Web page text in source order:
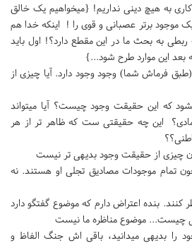
به هیچ دینی نداریم! {میخواهیم یک خالق
یک موجود برتر عصبانی و قوی را ! اینکه خدا هم
ربطی به بحث ما در این مقطع دارد؟! اول باید
بعد این موارد طرح شود...}
فرماش شما) وجود وجود دارد. آیا چیزی از
که این حقیقت وجود چیست؟ آیا میتواند
مادی؟ این چه حقیقتی ست که ظاهر تر از هر
چیزی از حقیقت وجود بدیهی تر نیست
تمام موجودات مصادیق تجلی او هستند. نه
کنند. بنده اعتراض دارم که موضوع گفتگو دارد
چیست... موضوع مناظره ما نیست
را بدیهی میدانید، باقی اش جنگ الفاظ و